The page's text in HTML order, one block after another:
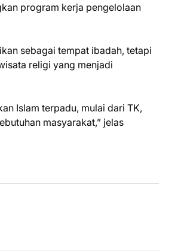
program kerja pengelolaan
sebagai tempat ibadah, tetapi
religi yang menjadi
Islam terpadu, mulai dari TK,
masyarakat,” jelas